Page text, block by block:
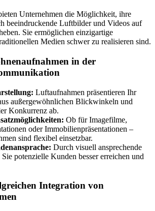
Unternehmen die Möglichkeit, ihre
beeindruckende Luftbilder und Videos auf
Sie ermöglichen einzigartige
Medien schwer zu realisieren sind.
in der
Luftaufnahmen präsentieren Ihr
außergewöhnlichen Blickwinkeln und
Konkurrenz ab.
Ob für Imagefilme,
oder Immobilienpräsentationen –
sind flexibel einsetzbar.
Durch visuell ansprechende
potenzielle Kunden besser erreichen und
Integration von